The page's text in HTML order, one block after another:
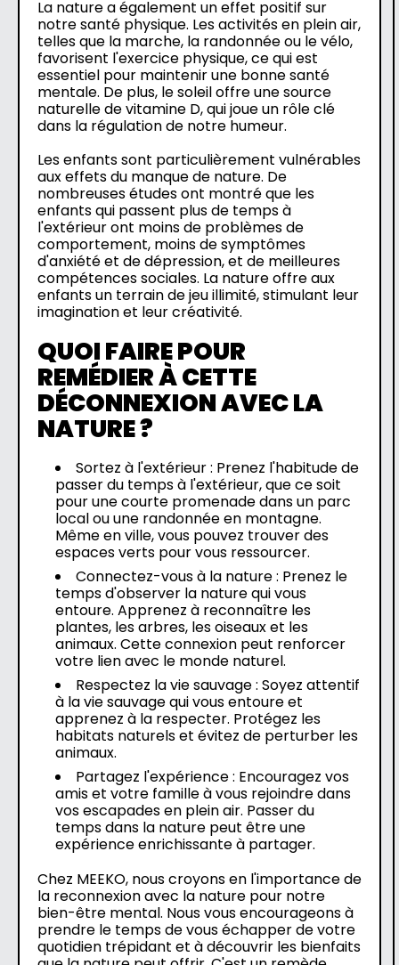
La nature a également un effet positif sur
notre santé physique. Les activités en plein air,
telles que la marche, la randonnée ou le vélo,
favorisent l'exercice physique, ce qui est
essentiel pour maintenir une bonne santé
mentale. De plus, le soleil offre une source
naturelle de vitamine D, qui joue un rôle clé
dans la régulation de notre humeur.
Les enfants sont particulièrement vulnérables
aux effets du manque de nature. De
nombreuses études ont montré que les
enfants qui passent plus de temps à
l'extérieur ont moins de problèmes de
comportement, moins de symptômes
d'anxiété et de dépression, et de meilleures
compétences sociales. La nature offre aux
enfants un terrain de jeu illimité, stimulant leur
imagination et leur créativité.
QUOI FAIRE POUR
REMÉDIER À CETTE
DÉCONNEXION AVEC LA
NATURE ?
Sortez à l'extérieur : Prenez l'habitude de
passer du temps à l'extérieur, que ce soit
pour une courte promenade dans un parc
local ou une randonnée en montagne.
Même en ville, vous pouvez trouver des
espaces verts pour vous ressourcer.
Connectez-vous à la nature : Prenez le
temps d'observer la nature qui vous
entoure. Apprenez à reconnaître les
plantes, les arbres, les oiseaux et les
animaux. Cette connexion peut renforcer
votre lien avec le monde naturel.
Respectez la vie sauvage : Soyez attentif
à la vie sauvage qui vous entoure et
apprenez à la respecter. Protégez les
habitats naturels et évitez de perturber les
animaux.
Partagez l'expérience : Encouragez vos
amis et votre famille à vous rejoindre dans
vos escapades en plein air. Passer du
temps dans la nature peut être une
expérience enrichissante à partager.
Chez MEEKO, nous croyons en l'importance de
la reconnexion avec la nature pour notre
bien-être mental. Nous vous encourageons à
prendre le temps de vous échapper de votre
quotidien trépidant et à découvrir les bienfaits